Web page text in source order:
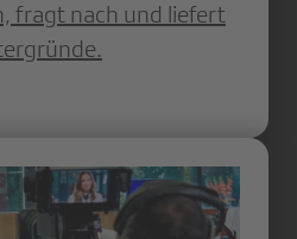
fragt nach und liefert